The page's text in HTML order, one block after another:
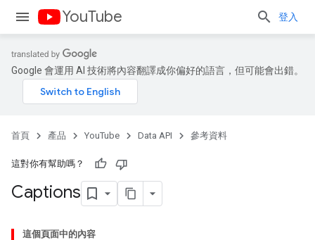
YouTube 登入
Google 會運用 AI 技術將內容翻譯成你偏好的語言，但可能會出錯。
首頁 產品 YouTube Data API 參考資料
這對你有幫助嗎？
Captions
這個頁面中的內容